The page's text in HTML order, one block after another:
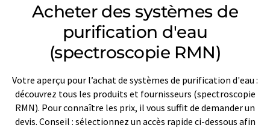
Acheter des systèmes de
purification d'eau
(spectroscopie RMN)
Votre aperçu pour l’achat de systèmes de purification d'eau :
découvrez tous les produits et fournisseurs (spectroscopie
RMN). Pour connaître les prix, il vous suffit de demander un
devis. Conseil : sélectionnez un accès rapide ci-dessous afin